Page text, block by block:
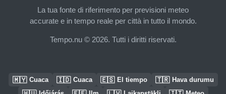
La tua fonte di riferimento per previsioni meteo
accurate e in tempo reale per città in tutto il mondo.
Tempo.nu © 2026. Tutti i diritti riservati.
🇲🇾 Cuaca 🇮🇩 Cuaca 🇪🇸 El tiempo 🇹🇷 Hava durumu